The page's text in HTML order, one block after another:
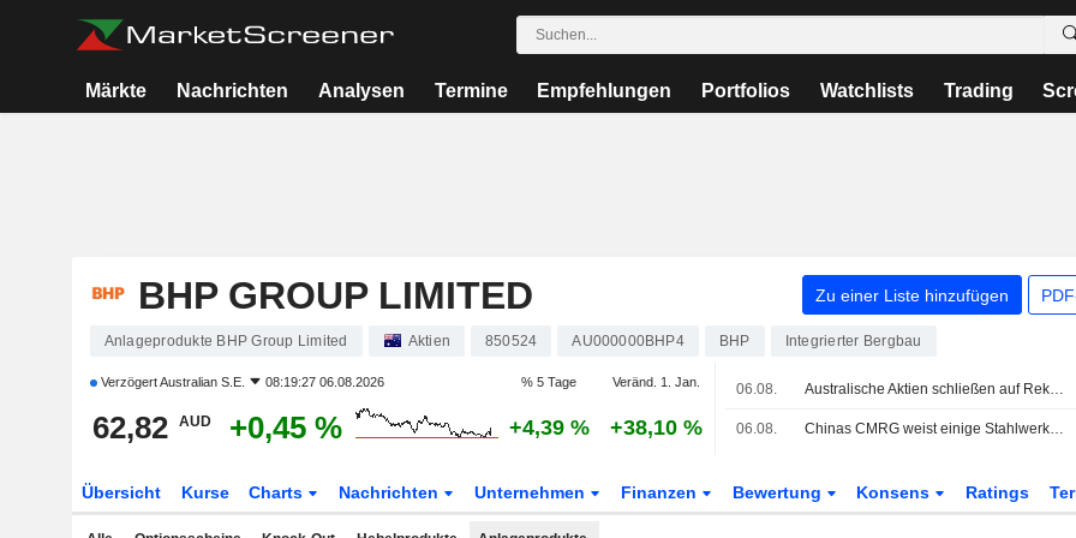
Märkte Nachrichten Analysen Termine Empfehlungen Portfolios Watchlists Trading
BHP GROUP LIMITED Zu einer Liste hinzufügen
Anlageprodukte BHP Group Limited Aktien 850524 AU000000BHP4 BHP Integrierter Bergbau
VerzögertAustralian S.E. 08:19:27 06.08.2026 % 5 Tage Veränd. 1. Jan.
62,82 AUD +0,45 % +4,39 % +38,10 %
06.08. Australische Aktien schließen auf Rekordniveau: Anleger suchen Schutz vor KI-Volatilität
06.08. Chinas CMRG weist einige Stahlwerke an, Gespräche mit Rio Tinto auszusetzen, sagen Quellen
Übersicht Kurse Charts Nachrichten Unternehmen Finanzen Bewertung Konsens Ratings